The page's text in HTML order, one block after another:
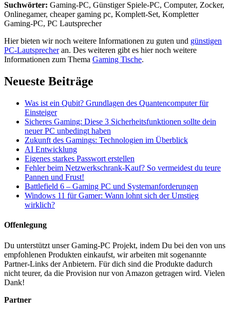
Suchwörter: Gaming-PC, Günstiger Spiele-PC, Computer, Zocker,
Onlinegamer, cheaper gaming pc, Komplett-Set, Kompletter
Gaming-PC, PC Lautsprecher
Hier bieten wir noch weitere Informationen zu guten und günstigen
PC-Lautsprecheran. Des weiteren gibt es hier noch weitere
Informationen zum Thema Gaming Tische.
Neueste Beiträge
Was ist ein Qubit? Grundlagen des Quantencomputer für
Einsteiger
Sicheres Gaming: Diese 3 Sicherheitsfunktionen sollte dein
neuer PC unbedingt haben
Zukunft des Gamings: Technologien im Überblick
AI Entwicklung
Eigenes starkes Passwort erstellen
Fehler beim Netzwerkschrank-Kauf? So vermeidest du teure
Pannen und Frust!
Battlefield 6 – Gaming PC und Systemanforderungen
Windows 11 für Gamer: Wann lohnt sich der Umstieg
wirklich?
Offenlegung
Du unterstützt unser Gaming-PC Projekt, indem Du bei den von uns
empfohlenen Produkten einkaufst, wir arbeiten mit sogenannte
Partner-Links der Anbietern. Für dich sind die Produkte dadurch
nicht teurer, da die Provision nur von Amazon getragen wird. Vielen
Dank!
Partner